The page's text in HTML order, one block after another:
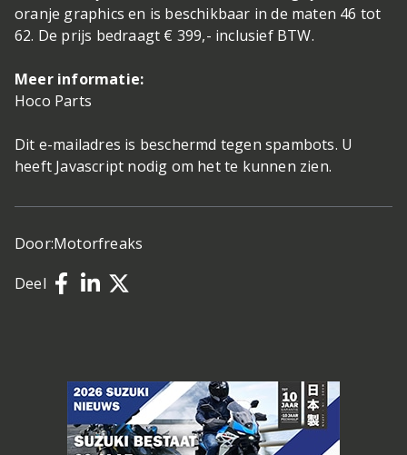
oranje graphics en is beschikbaar in de maten 46 tot
62. De prijs bedraagt € 399,- inclusief BTW.
Meer informatie:
Hoco Parts
Dit e-mailadres is beschermd tegen spambots. U
heeft Javascript nodig om het te kunnen zien.
Door:Motorfreaks
Deel